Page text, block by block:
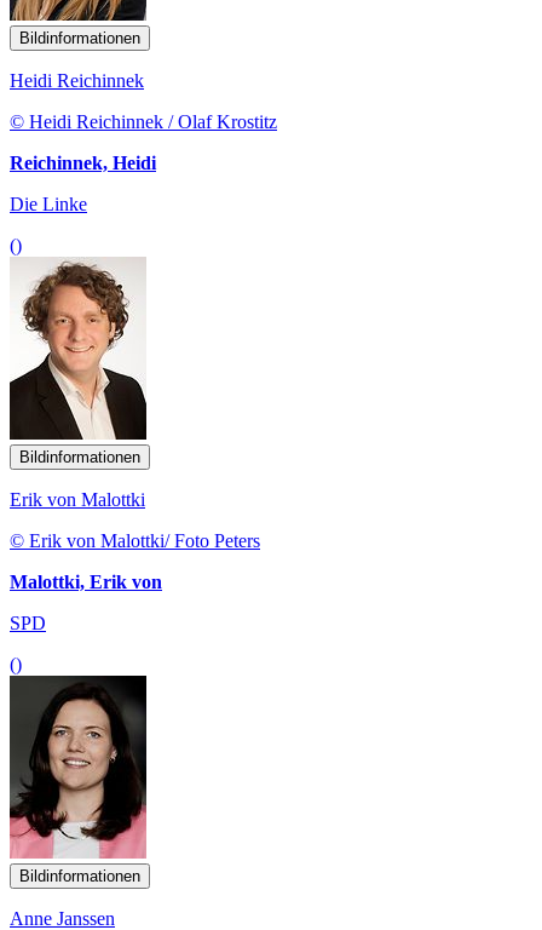
Bildinformationen
Heidi Reichinnek
© Heidi Reichinnek / Olaf Krostitz
Reichinnek, Heidi
Die Linke
()
Bildinformationen
Erik von Malottki
© Erik von Malottki/ Foto Peters
Malottki, Erik von
SPD
()
Bildinformationen
Anne Janssen